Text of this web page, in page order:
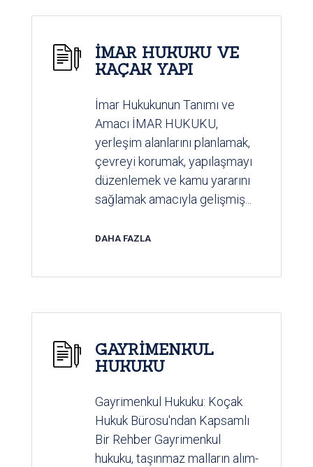
İMAR HUKUKU VE
KAÇAK YAPI
İmar Hukukunun Tanımı ve
Amacı İMAR HUKUKU,
yerleşim alanlarını planlamak,
çevreyi korumak, yapılaşmayı
düzenlemek ve kamu yararını
sağlamak amacıyla gelişmiş...
DAHA FAZLA
GAYRİMENKUL
HUKUKU
Gayrimenkul Hukuku: Koçak
Hukuk Bürosu'ndan Kapsamlı
Bir Rehber Gayrimenkul
hukuku, taşınmaz malların alım-